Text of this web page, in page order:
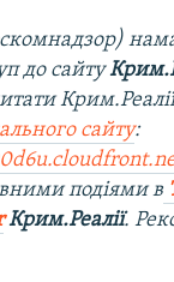
до сайту
сайту:
подіями в
Крим.Реалії.